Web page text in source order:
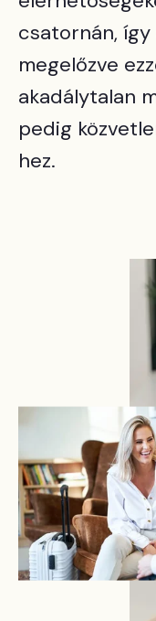
csatornán,
megelőzve
akadálytalan
pedig
hez.